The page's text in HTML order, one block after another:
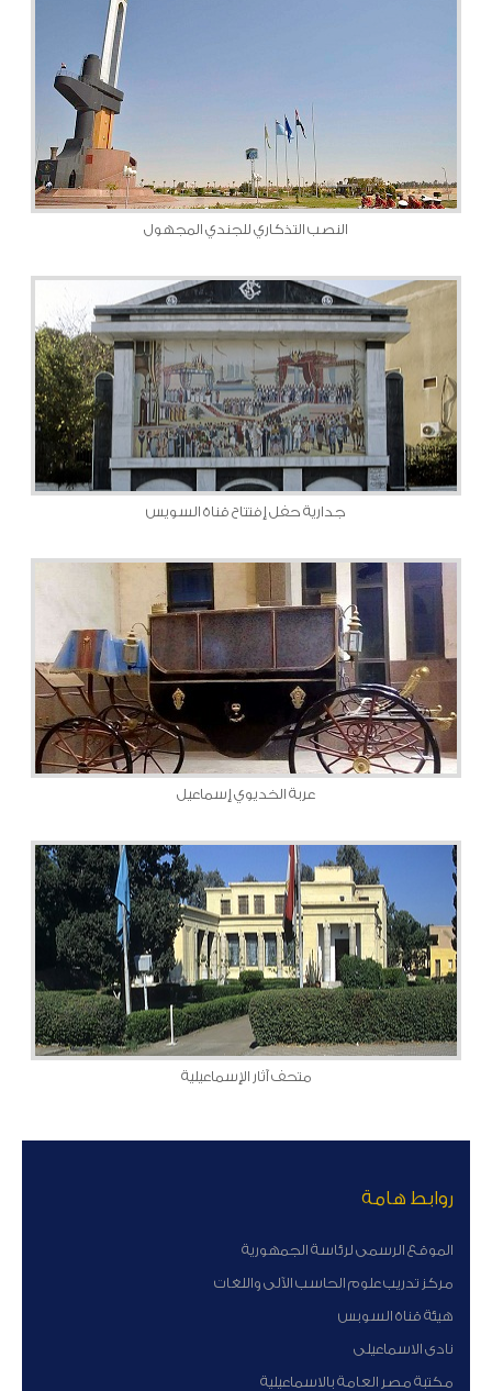
النصب التذكاري للجندي المجهول
جدارية حفل إفتتاح قناة السويس
عربة الخديوي إسماعيل
متحف آثار الإسماعيلية
روابط هامة
الموقع الرسمى لرئاسة الجمهورية
مركز تدريب علوم الحاسب الآلى واللغات
هيئة قناة السوبس
نادى الاسماعيلى
مكتبة مصر العامة بالاسماعيلية